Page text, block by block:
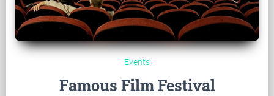
Events
Famous Film Festival